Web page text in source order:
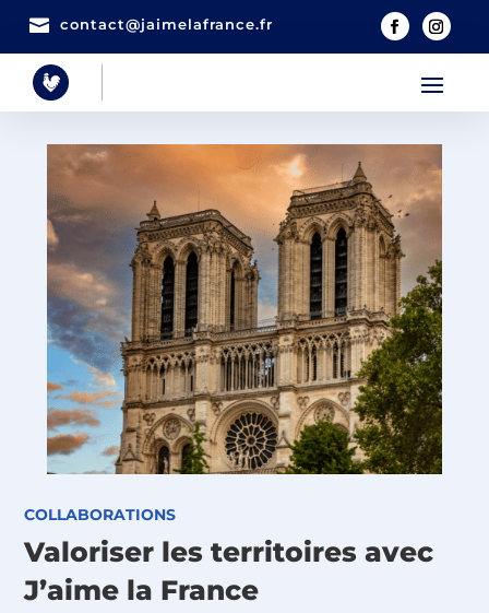
 contact@jaimelafrance.fr
COLLABORATIONS
Valoriser les territoires avec
J’aime la France